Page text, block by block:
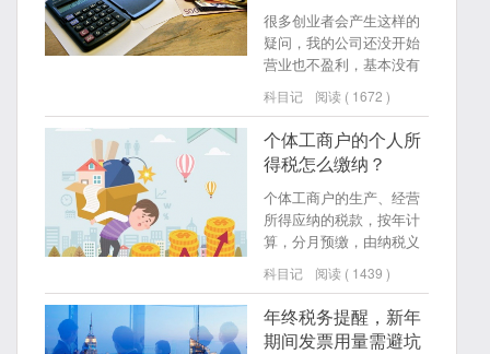
很多创业者会产生这样的
疑问，我的公司还没开始
营业也不盈利，基本没有
什么账务，为什么还要记
账报税？今天，小科就从
以下三点来解答大家的疑
惑。
科目记 阅读 ( 1672 )
个体工商户的个人所
得税怎么缴纳？
个体工商户的生产、经营
所得应纳的税款，按年计
算，分月预缴，由纳税义
务人在次月十五日内预
缴，年度终了后三个月内
汇算清缴，多退少补。
科目记 阅读 ( 1439 )
年终税务提醒，新年
期间发票用量需避坑